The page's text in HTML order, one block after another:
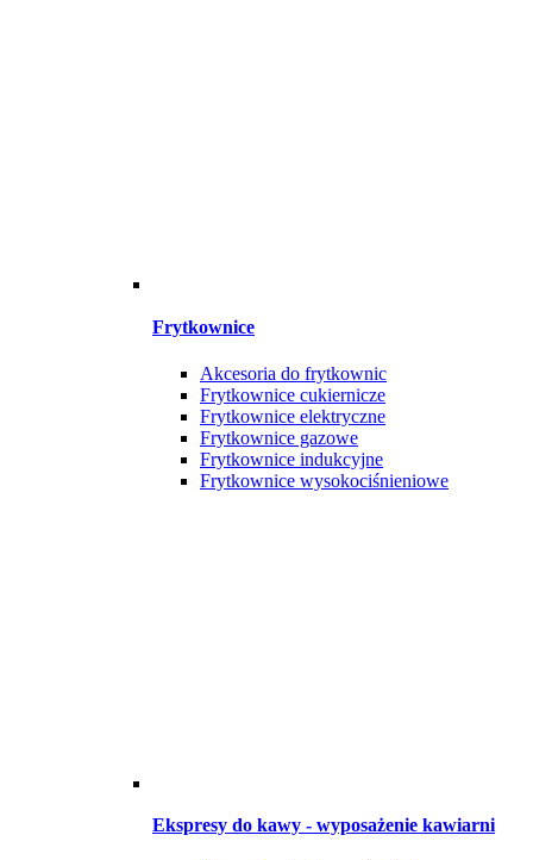
Frytkownice
Akcesoria do frytkownic
Frytkownice cukiernicze
Frytkownice elektryczne
Frytkownice gazowe
Frytkownice indukcyjne
Frytkownice wysokociśnieniowe
Ekspresy do kawy - wyposażenie kawiarni